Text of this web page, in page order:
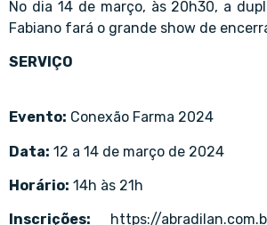
No dia 14 de março, às 20h30, a
Fabiano fará o grande show de
SERVIÇO
Evento: Conexão Farma 2024
Data: 12 a 14 de março de 2024
Horário: 14h às 21h
Inscrições: https://